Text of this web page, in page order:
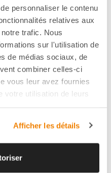
personnaliser le contenu
relatives aux
trafic. Nous
sur l'utilisation de
de médias sociaux, de
combiner celles-ci
vous leur avez fournies
votre utilisation de leurs
Afficher les détails
saison